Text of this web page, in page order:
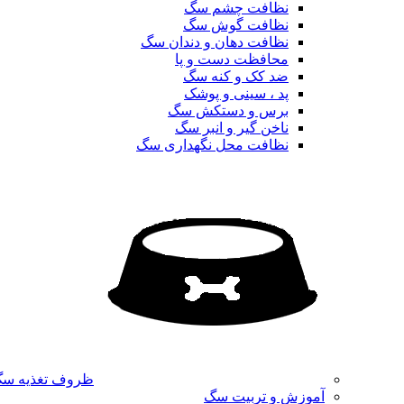
نظافت چشم سگ
نظافت گوش سگ
نظافت دهان و دندان سگ
محافظت دست و پا
ضد کک و کنه سگ
پد ، سینی و پوشک
برس و دستکش سگ
ناخن گیر و انبر سگ
نظافت محل نگهداری سگ
ظروف تغذیه
آموزش و تربیت سگ